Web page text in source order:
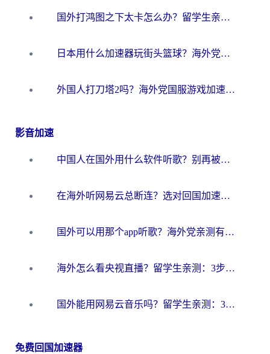
国外打鸿图之下太卡怎么办？留学生亲测有效的国服游戏加速方案
日本用什么加速器玩街头篮球？海外党国服游戏不卡顿的终极攻略
外国人打刀塔2吗？海外党国服游戏加速避坑全攻略
影音加速
中国人在国外用什么软件听歌？别再被地域限制卡脖子，这篇教你轻松解锁国内音乐库
在海外听网易云总断连？选对回国加速器，告别地区限制和卡顿
国外可以用那个app听歌？海外党亲测有效的回国加速方案，轻松听国内音乐听书
海外怎么看央视直播？留学生亲测：3步解决版权限制+追剧自由
国外能用网易云音乐吗？留学生亲测：3步解决海外听歌难题
免费回国加速器